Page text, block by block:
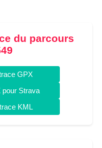
du parcours
GPX
pour Strava
KML